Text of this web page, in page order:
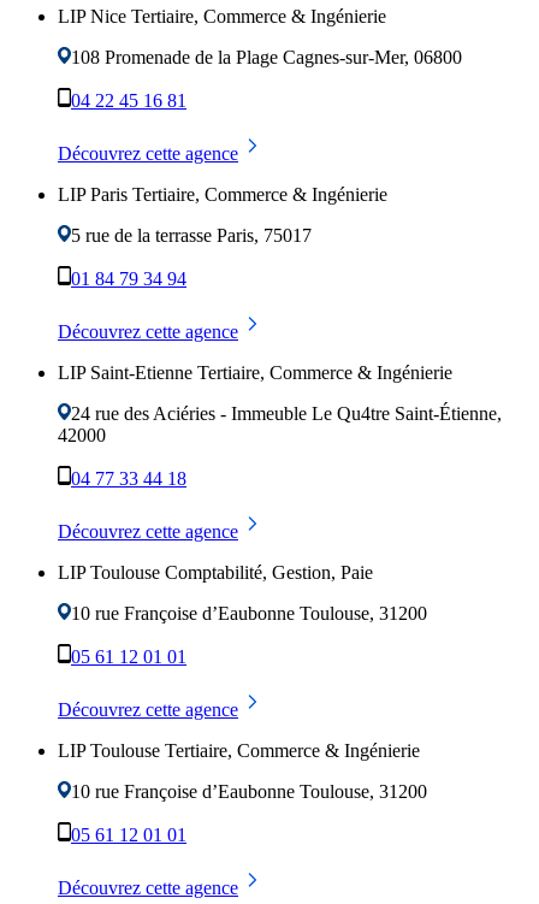
LIP Nice Tertiaire, Commerce & Ingénierie
108 Promenade de la Plage Cagnes-sur-Mer, 06800
04 22 45 16 81
Découvrez cette agence
LIP Paris Tertiaire, Commerce & Ingénierie
5 rue de la terrasse Paris, 75017
01 84 79 34 94
Découvrez cette agence
LIP Saint-Etienne Tertiaire, Commerce & Ingénierie
24 rue des Aciéries - Immeuble Le Qu4tre Saint-Étienne,
42000
04 77 33 44 18
Découvrez cette agence
LIP Toulouse Comptabilité, Gestion, Paie
10 rue Françoise d’Eaubonne Toulouse, 31200
05 61 12 01 01
Découvrez cette agence
LIP Toulouse Tertiaire, Commerce & Ingénierie
10 rue Françoise d’Eaubonne Toulouse, 31200
05 61 12 01 01
Découvrez cette agence